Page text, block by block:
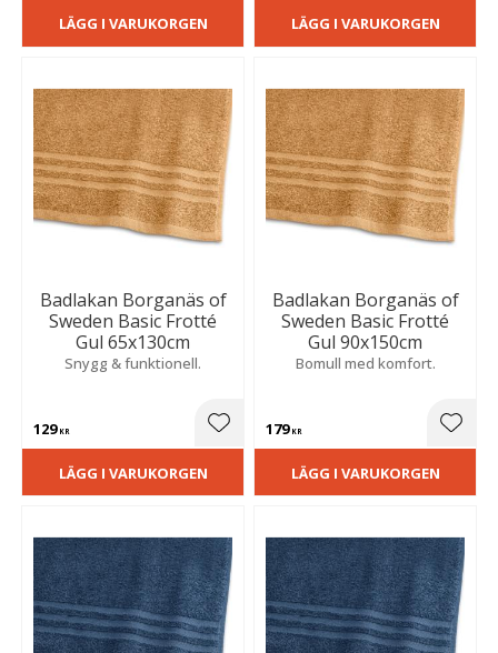
LÄGG I VARUKORGEN LÄGG I VARUKORGEN
Badlakan Borganäs of
Sweden Basic Frotté
Gul 65x130cm
Snygg & funktionell.
129KR Lägg till i favoriter
LÄGG I VARUKORGEN
Badlakan Borganäs of
Sweden Basic Frotté
Gul 90x150cm
Bomull med komfort.
179KR
LÄGG I VARUKORGEN